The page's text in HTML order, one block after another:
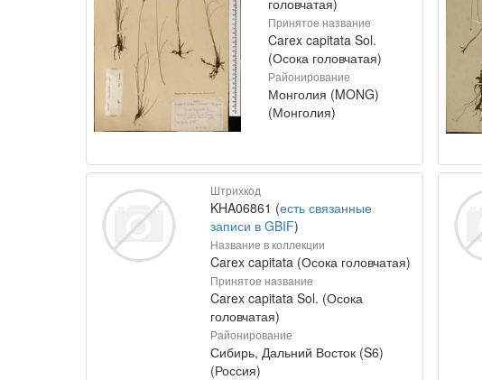
головчатая)
Принятое название
Carex capitata Sol.
(Осока головчатая)
Районирование
Монголия (MONG)
(Монголия)
Штрихкод
KHA06861 (есть связанные
записи в GBIF)
Название в коллекции
Carex capitata (Осока головчатая)
Принятое название
Carex capitata Sol. (Осока
головчатая)
Районирование
Сибирь, Дальний Восток (S6)
(Россия)